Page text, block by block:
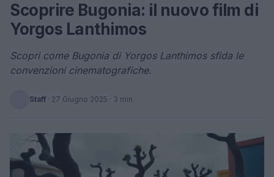
Scoprire Bugonia: il nuovo film di
Yorgos Lanthimos
Scopri come Bugonia di Yorgos Lanthimos sfida le
convenzioni cinematografiche.
Staff · 27 Giugno 2025 · 3 min